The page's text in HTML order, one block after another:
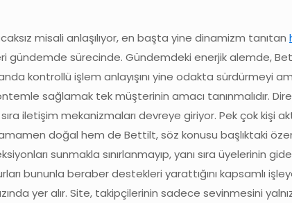
misali anlaşılıyor, en başta yine dinamizm tanıtan
gündemde sürecinde. Gündemdeki enerjik alemde,
kontrollü işlem anlayışını yine odakta sürdürmeyi
sağlamak tek müşterinin amacı tanınmalıdır.
sıra iletişim mekanizmaları devreye giriyor. Pek çok
doğal hem de Bettilt, söz konusu başlıktaki
sunmakla sınırlanmayıp, yanı sıra üyelerinin
bununla beraber destekleri yarattığını kapsamlı
yer alır. Site, takipçilerinin sadece sevinmesini